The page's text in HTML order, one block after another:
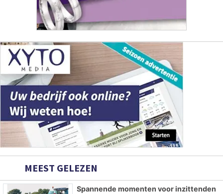
MEEST GELEZEN
Spannende momenten voor inzittenden